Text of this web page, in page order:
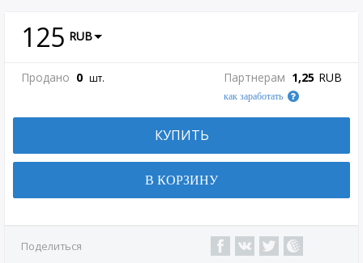
125 RUB
Продано 0 шт. Партнерам 1,25 RUB
как заработать
КУПИТЬ
В КОРЗИНУ
Поделиться